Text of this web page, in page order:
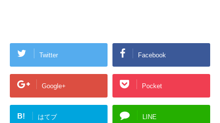
Twitter Facebook
Google+ Pocket
B! はてブ LINE